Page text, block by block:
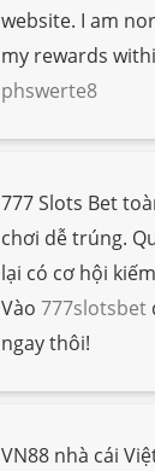
website. I am
my rewards
phswerte8
777 Slots Bet
chơi dễ trúng.
lại có cơ hội
Vào 777slotsbet
ngay thôi!
VN88 nhà cái